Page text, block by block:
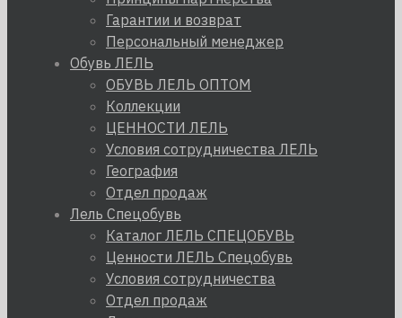
Гарантии и возврат
Персональный менеджер
Обувь ЛЕЛЬ
ОБУВЬ ЛЕЛЬ ОПТОМ
Коллекции
ЦЕННОСТИ ЛЕЛЬ
Условия сотрудничества ЛЕЛЬ
География
Отдел продаж
Лель Спецобувь
Каталог ЛЕЛЬ СПЕЦОБУВЬ
Ценности ЛЕЛЬ Спецобувь
Условия сотрудничества
Отдел продаж